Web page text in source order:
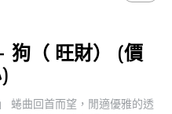
狗（ 旺財） (價
蜷曲回首而望，閒適優雅的透